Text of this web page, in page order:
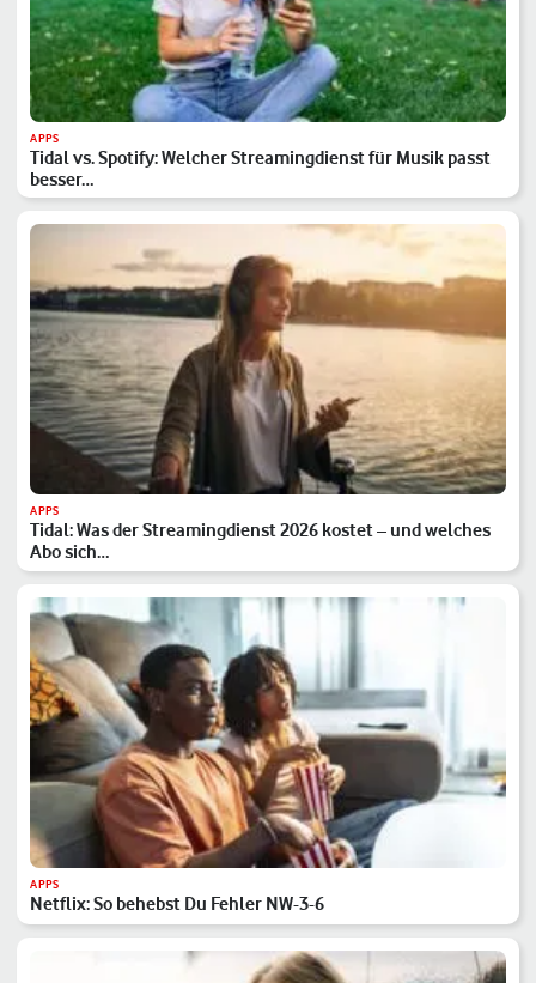
APPS
Tidal vs. Spotify: Welcher Streamingdienst für Musik passt
besser…
APPS
Tidal: Was der Streamingdienst 2026 kostet – und welches
Abo sich…
APPS
Netflix: So behebst Du Fehler NW-3-6